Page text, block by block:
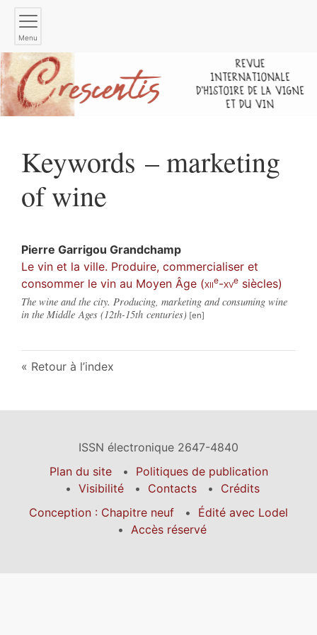
Menu
Keywords – marketing
of wine
Pierre Garrigou Grandchamp
Le vin et la ville. Produire, commercialiser et
consommer le vin au Moyen Âge (xiie-xve siècles)
The wine and the city. Producing, marketing and consuming wine
in the Middle Ages (12th-15th centuries)
Retour à l’index
ISSN électronique 2647-4840
Plan du site
Politiques de publication
Visibilité
Contacts
Crédits
Conception : Chapitre neuf
Édité avec Lodel
Accès réservé